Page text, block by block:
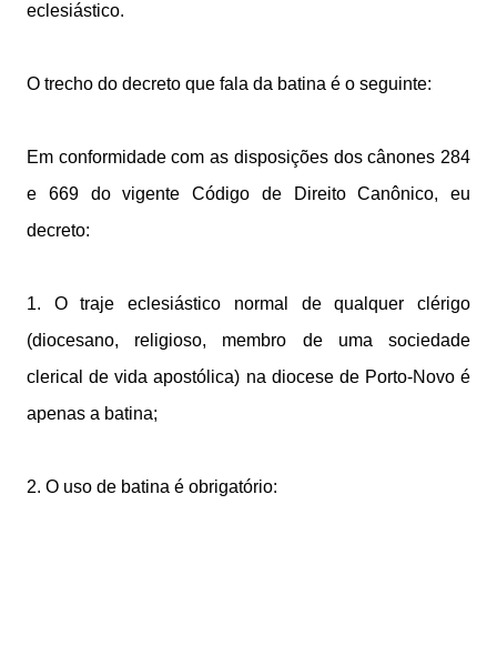
eclesiástico.
O trecho do decreto que fala da batina é o seguinte:
Em conformidade com as disposições dos cânones 284
e 669 do vigente Código de Direito Canônico, eu
decreto:
1. O traje eclesiástico normal de qualquer clérigo
(diocesano, religioso, membro de uma sociedade
clerical de vida apostólica) na diocese de Porto-Novo é
apenas a batina;
2. O uso de batina é obrigatório: